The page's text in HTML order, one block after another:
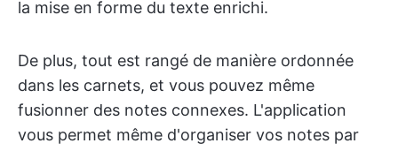
la mise en forme du texte enrichi.
De plus, tout est rangé de manière ordonnée
dans les carnets, et vous pouvez même
fusionner des notes connexes. L'application
vous permet même d'organiser vos notes par